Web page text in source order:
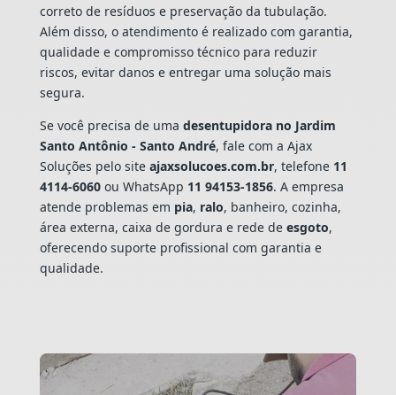
correto de resíduos e preservação da tubulação.
Além disso, o atendimento é realizado com garantia,
qualidade e compromisso técnico para reduzir
riscos, evitar danos e entregar uma solução mais
segura.
Se você precisa de uma desentupidora no Jardim
Santo Antônio - Santo André, fale com a Ajax
Soluções pelo site ajaxsolucoes.com.br, telefone 11
4114-6060ou WhatsApp 11 94153-1856. A empresa
atende problemas em pia, ralo, banheiro, cozinha,
área externa, caixa de gordura e rede de esgoto,
oferecendo suporte profissional com garantia e
qualidade.